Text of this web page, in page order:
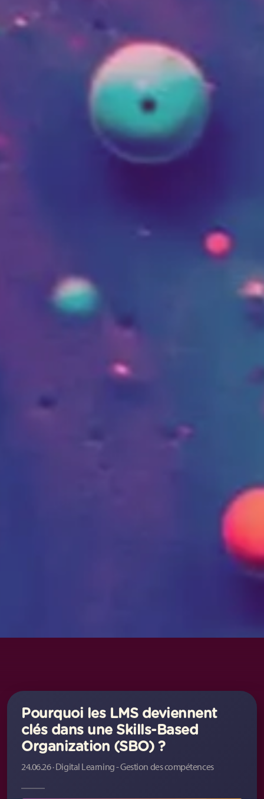
Pourquoi les LMS deviennent
clés dans une Skills-Based
Organization (SBO) ?
24.06.26 · Digital Learning - Gestion des compétences